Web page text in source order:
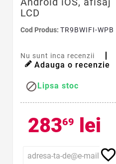
LCD
Cod Produs: TR9BWIFI-WPB
Nu sunt inca recenzii
Adauga o recenzie
Lipsa stoc
28369 lei
favorite_border